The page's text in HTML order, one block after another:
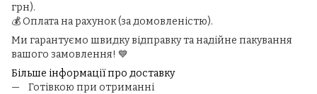
грн).
💰 Оплата на рахунок (за домовленістю).
Ми гарантуємо швидку відправку та надійне пакування
вашого замовлення! 💙
Більше інформації про доставку
Готівкою при отриманні